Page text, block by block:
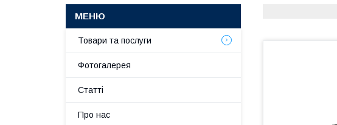
Товари та послуги
Фотогалерея
Статті
Про нас